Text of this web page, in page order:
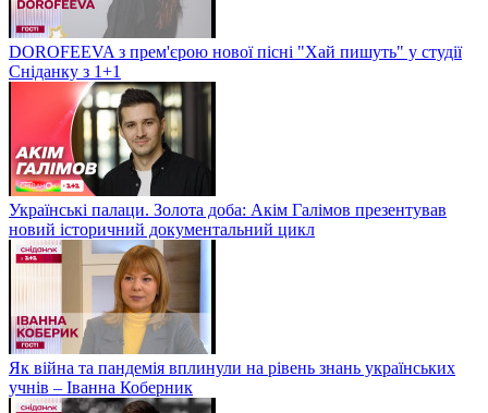
DOROFEEVA з прем'єрою нової пісні "Хай пишуть" у студії
Сніданку з 1+1
Українські палаци. Золота доба: Акім Галімов презентував
новий історичний документальний цикл
Як війна та пандемія вплинули на рівень знань українських
учнів – Іванна Коберник